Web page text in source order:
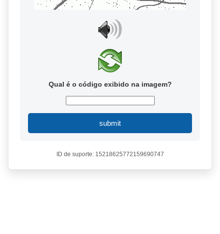
Qual é o código exibido na imagem?
submit
ID de suporte: 15218625772159690747